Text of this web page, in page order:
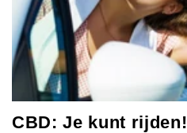
CBD: Je kunt rijden!